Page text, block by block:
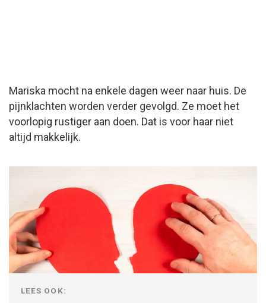
Mariska mocht na enkele dagen weer naar huis. De
pijnklachten worden verder gevolgd. Ze moet het
voorlopig rustiger aan doen. Dat is voor haar niet
altijd makkelijk.
LEES OOK: